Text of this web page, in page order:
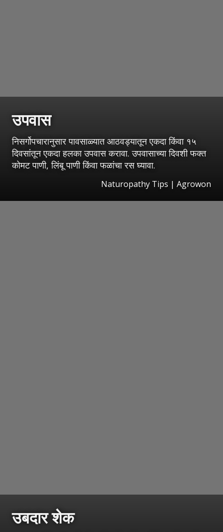
उपवास
निसर्गोपचारानुसार पावसाळ्यात आठवड्यातून एकदा किंवा १५
दिवसांतून एकदा हलका उपवास करावा. उपवासाच्या दिवशी फक्त
कोमट पाणी, लिंबू पाणी किंवा फळांचा रस घ्यावा.
Naturopathy Tips | Agrowon
उबदार शेक